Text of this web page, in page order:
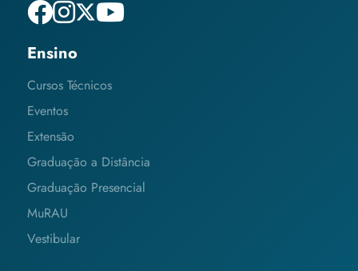
Ensino
Cursos Técnicos
Eventos
Extensão
Graduação a Distância
Graduação Presencial
MuRAU
Vestibular